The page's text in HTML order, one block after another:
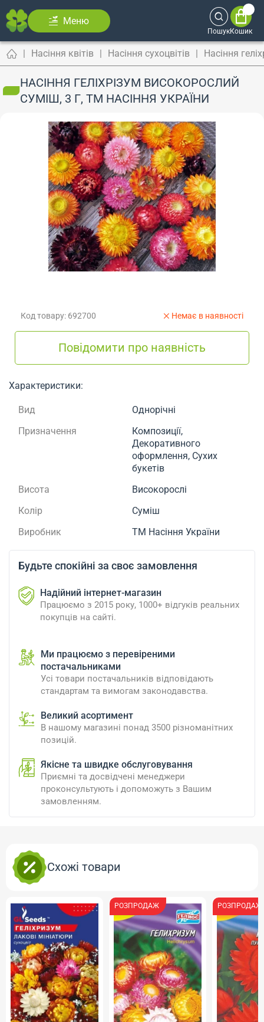
Меню
ПошукКошик
Насіння квітів Насіння сухоцвітів Насіння
НАСІННЯ ГЕЛІХРІЗУМ ВИСОКОРОСЛИЙ
СУМІШ, 3 Г, ТМ НАСІННЯ УКРАЇНИ
Код товару: 692700 Немає в наявності
Повідомити про наявність
Характеристики:
Вид
Однорічні
Призначення
Композиції,
Декоративного
оформлення, Сухих
букетів
Висота
Високорослі
Колір
Суміш
Виробник
ТМ Насіння України
Будьте спокійні за своє замовлення
Надійний інтернет-магазин
Працюємо з 2015 року, 1000+ відгуків реальних
покупців на сайті.
Ми працюємо з перевіреними
постачальниками
Усі товари постачальників відповідають
стандартам та вимогам законодавства.
Великий асортимент
В нашому магазині понад 3500 різноманітних
позицій.
Якісне та швидке обслуговування
Приємні та досвідчені менеджери
проконсультують і допоможуть з Вашим
замовленням.
Схожі товари
РОЗПРОДАЖ РОЗПРОДАЖ